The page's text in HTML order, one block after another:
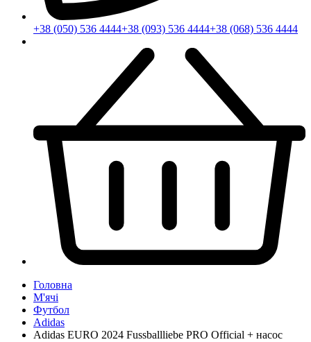
+38 (050) 536 4444+38 (093) 536 4444+38 (068) 536 4444
Головна
М'ячі
Футбол
Adidas
Adidas EURO 2024 Fussballliebe PRO Official + насос